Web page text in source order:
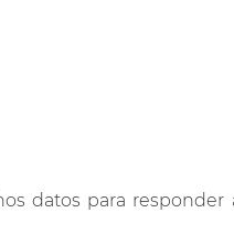
datos para